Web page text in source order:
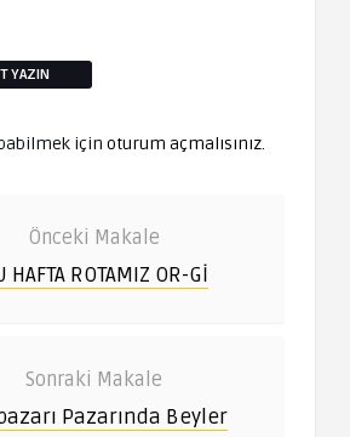
YAZIN
için oturum açmalısınız.
Önceki Makale
HAFTA ROTAMIZ OR-Gİ
Sonraki Makale
Pazarında Beyler